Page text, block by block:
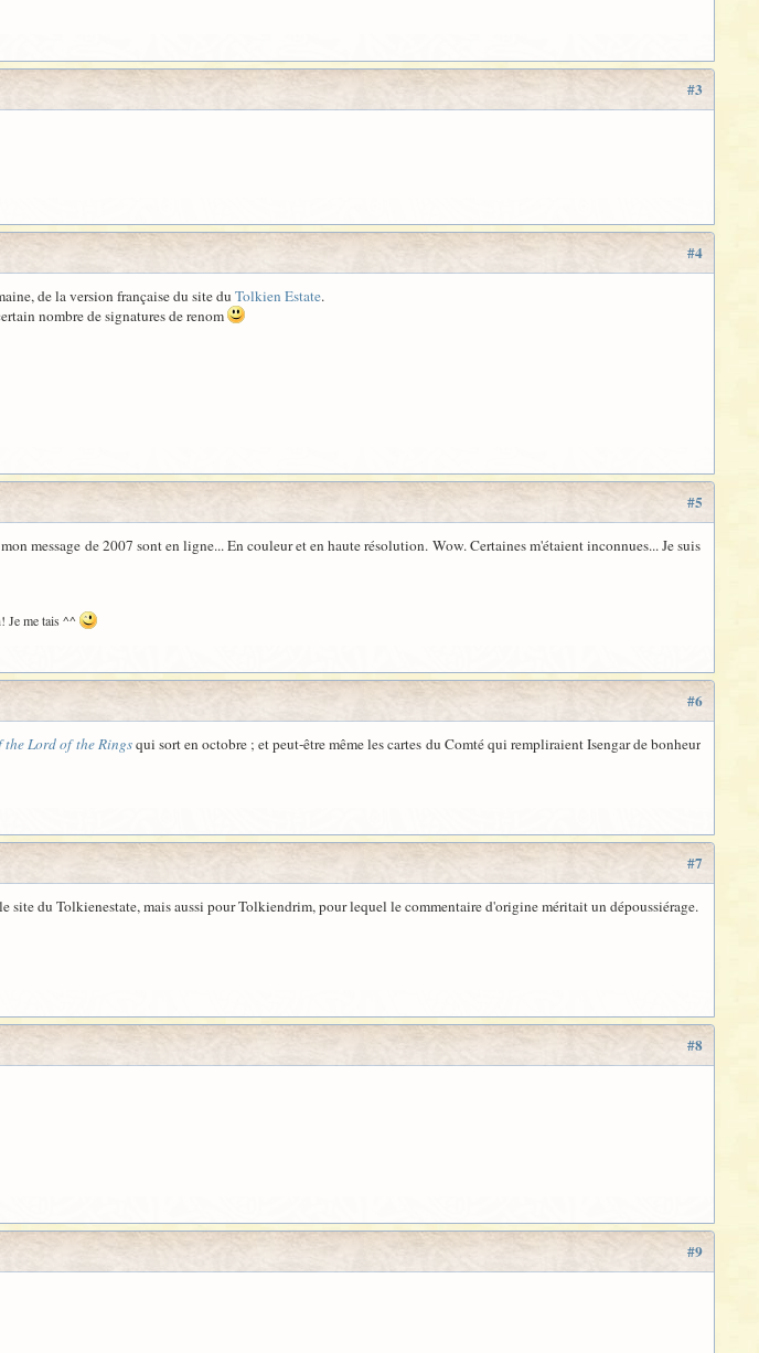
#3
#4
de la version française du site du Tolkien Estate.
nombre de signatures de renom
#5
message de 2007 sont en ligne... En couleur et en haute résolution. Wow. Certaines m'étaient inconnues... Je suis
Je me tais ^^
#6
the Lord of the Ringsqui sort en octobre ; et peut-être même les cartes du Comté qui rempliraient Isengar de bonheur
#7
site du Tolkienestate, mais aussi pour Tolkiendrim, pour lequel le commentaire d'origine méritait un dépoussiérage.
#8
#9